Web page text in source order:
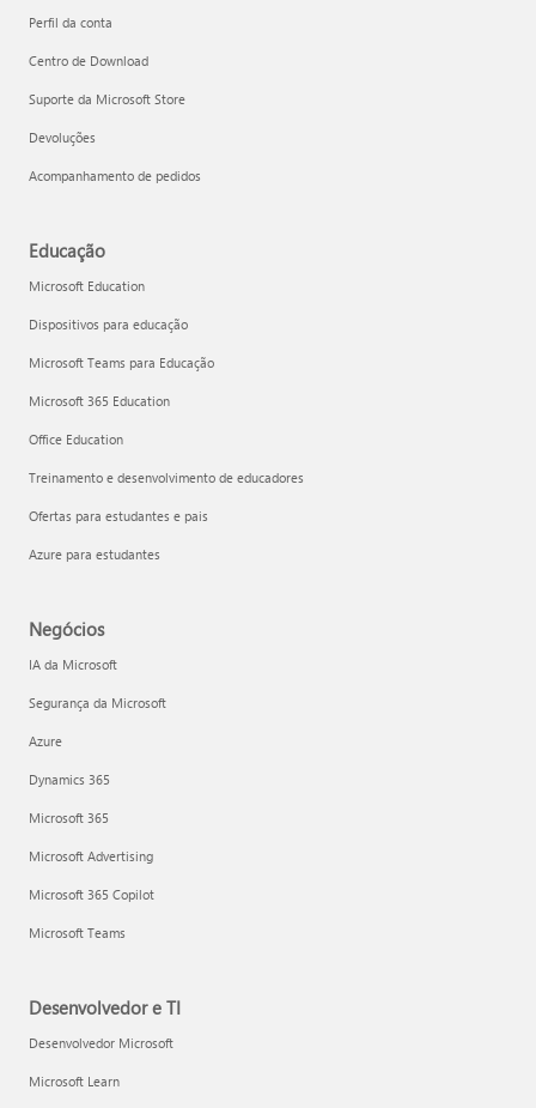
Perfil da conta
Centro de Download
Suporte da Microsoft Store
Devoluções
Acompanhamento de pedidos
Educação
Microsoft Education
Dispositivos para educação
Microsoft Teams para Educação
Microsoft 365 Education
Office Education
Treinamento e desenvolvimento de educadores
Ofertas para estudantes e pais
Azure para estudantes
Negócios
IA da Microsoft
Segurança da Microsoft
Azure
Dynamics 365
Microsoft 365
Microsoft Advertising
Microsoft 365 Copilot
Microsoft Teams
Desenvolvedor e TI
Desenvolvedor Microsoft
Microsoft Learn